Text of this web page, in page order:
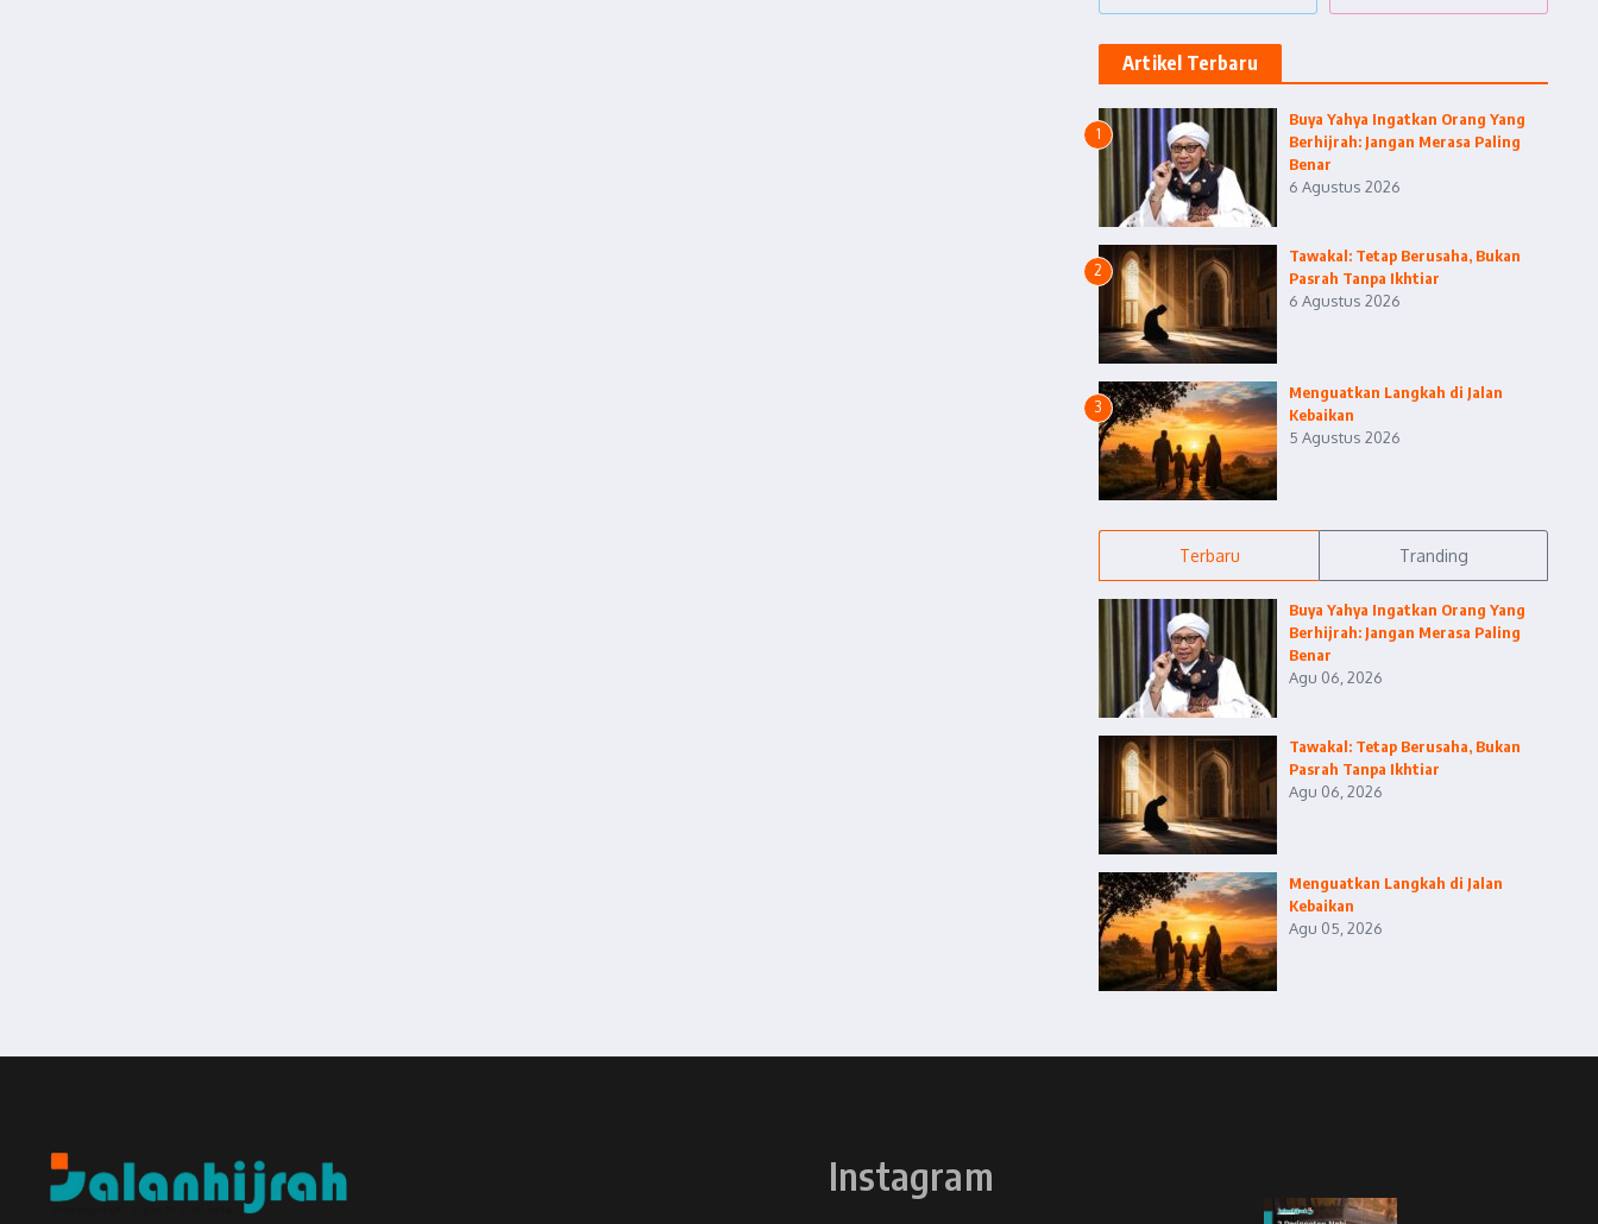
Artikel Terbaru
1
Buya Yahya Ingatkan Orang Yang
Berhijrah: Jangan Merasa Paling
Benar
6 Agustus 2026
2
Tawakal: Tetap Berusaha, Bukan
Pasrah Tanpa Ikhtiar
6 Agustus 2026
3
Menguatkan Langkah di Jalan
Kebaikan
5 Agustus 2026
Terbaru Tranding
Buya Yahya Ingatkan Orang Yang
Berhijrah: Jangan Merasa Paling
Benar
Agu 06, 2026
Tawakal: Tetap Berusaha, Bukan
Pasrah Tanpa Ikhtiar
Agu 06, 2026
Menguatkan Langkah di Jalan
Kebaikan
Agu 05, 2026
Instagram